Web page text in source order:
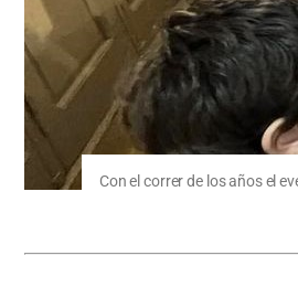
Con el correr de los años el